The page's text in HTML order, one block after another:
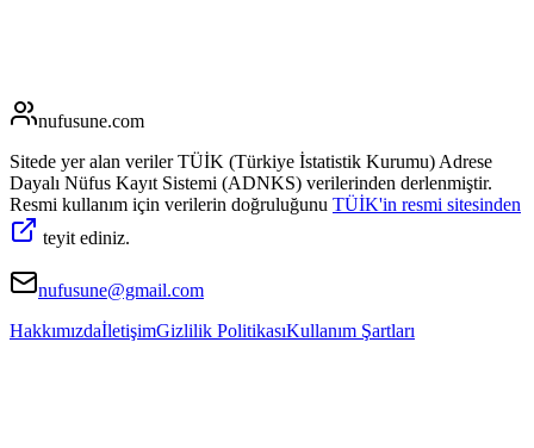
nufusune.com
Sitede yer alan veriler TÜİK (Türkiye İstatistik Kurumu) Adrese
Dayalı Nüfus Kayıt Sistemi (ADNKS) verilerinden derlenmiştir.
Resmi kullanım için verilerin doğruluğunu TÜİK'in resmi sitesinden
teyit ediniz.
nufusune@gmail.com
HakkımızdaİletişimGizlilik PolitikasıKullanım Şartları